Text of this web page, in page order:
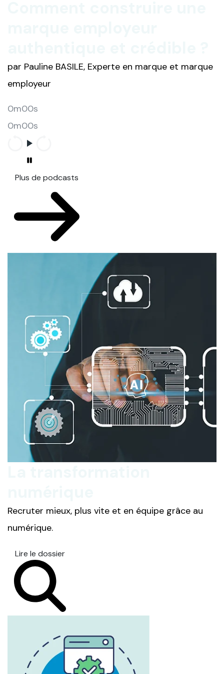
par Pauline BASILE, Experte en marque et marque
employeur
0m00s
0m00s
Plus de podcasts
Recruter mieux, plus vite et en équipe grâce au
numérique.
Lire le dossier